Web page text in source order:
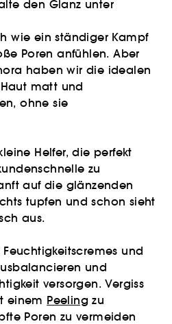
den Glanz unter
wie ein ständiger Kampf
Poren anfühlen. Aber
haben wir die idealen
matt und
ohne sie
Helfer, die perfekt
zu
auf die glänzenden
tupfen und schon sieht
aus.
und
und
versorgen. Vergiss
einem Peeling zu
Poren zu vermeiden